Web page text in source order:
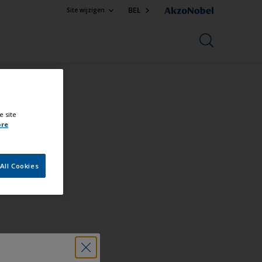
Site wijzigen BEL
site
Cookies